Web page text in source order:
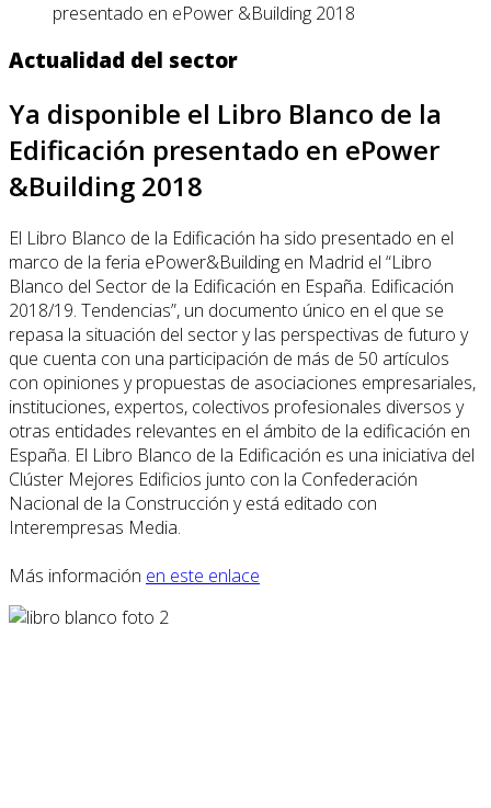
presentado en ePower &Building 2018
Actualidad del sector
Ya disponible el Libro Blanco de la
Edificación presentado en ePower
&Building 2018
El Libro Blanco de la Edificación ha sido presentado en el
marco de la feria ePower&Building en Madrid el “Libro
Blanco del Sector de la Edificación en España. Edificación
2018/19. Tendencias”, un documento único en el que se
repasa la situación del sector y las perspectivas de futuro y
que cuenta con una participación de más de 50 artículos
con opiniones y propuestas de asociaciones empresariales,
instituciones, expertos, colectivos profesionales diversos y
otras entidades relevantes en el ámbito de la edificación en
España. El Libro Blanco de la Edificación es una iniciativa del
Clúster Mejores Edificios junto con la Confederación
Nacional de la Construcción y está editado con
Interempresas Media.
Más información en este enlace